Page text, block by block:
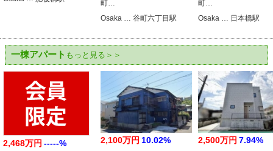
町…
Osaka … 谷町六丁目駅
町…
Osaka … 日本橋駅
一棟アパート もっと見る＞＞
2,468万円 -----% 2,100万円 10.02% 2,500万円 7.94%